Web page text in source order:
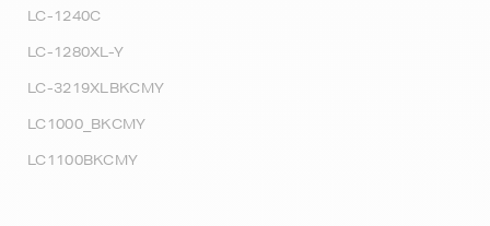
LC-1240C
LC-1280XL-Y
LC-3219XLBKCMY
LC1000_BKCMY
LC1100BKCMY